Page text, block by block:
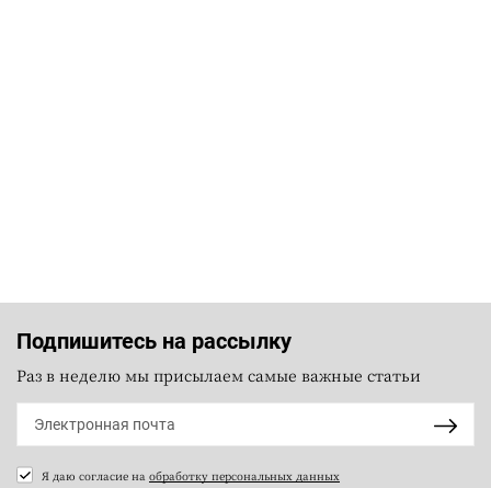
Подпишитесь на рассылку
Раз в неделю мы присылаем самые важные статьи
Я даю согласие на обработку персональных данных